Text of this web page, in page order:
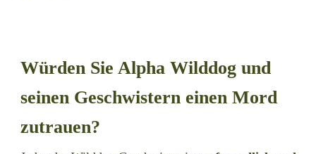
Würden Sie Alpha Wilddog und
seinen Geschwistern einen Mord
zutrauen?